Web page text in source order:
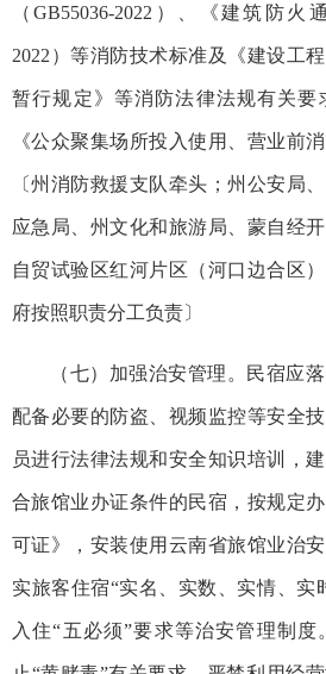
（GB55036-2022）、《建筑防火
2022）等消防技术标准及《建设工
暂行规定》等消防法律法规有关要
《公众聚集场所投入使用、营业前
〔州消防救援支队牵头；州公安局
应急局、州文化和旅游局、蒙自经
自贸试验区红河片区（河口边合区
府按照职责分工负责〕
（七）加强治安管理。民宿应
配备必要的防盗、视频监控等安全
员进行法律法规和安全知识培训，
合旅馆业办证条件的民宿，按规定
可证》，安装使用云南省旅馆业治
实旅客住宿“实名、实数、实情、实
入住“五必须”要求等治安管理制